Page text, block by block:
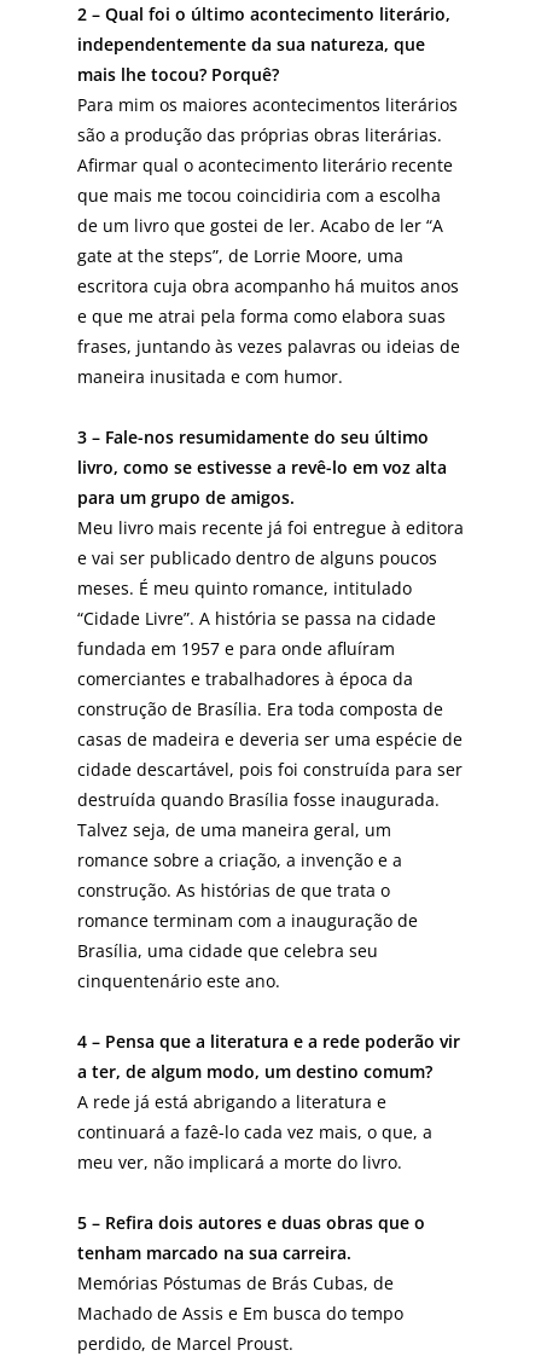
2 – Qual foi o último acontecimento literário,
independentemente da sua natureza, que
mais lhe tocou? Porquê?
Para mim os maiores acontecimentos literários
são a produção das próprias obras literárias.
Afirmar qual o acontecimento literário recente
que mais me tocou coincidiria com a escolha
de um livro que gostei de ler. Acabo de ler “A
gate at the steps”, de Lorrie Moore, uma
escritora cuja obra acompanho há muitos anos
e que me atrai pela forma como elabora suas
frases, juntando às vezes palavras ou ideias de
maneira inusitada e com humor.
3 – Fale-nos resumidamente do seu último
livro, como se estivesse a revê-lo em voz alta
para um grupo de amigos.
Meu livro mais recente já foi entregue à editora
e vai ser publicado dentro de alguns poucos
meses. É meu quinto romance, intitulado
“Cidade Livre”. A história se passa na cidade
fundada em 1957 e para onde afluíram
comerciantes e trabalhadores à época da
construção de Brasília. Era toda composta de
casas de madeira e deveria ser uma espécie de
cidade descartável, pois foi construída para ser
destruída quando Brasília fosse inaugurada.
Talvez seja, de uma maneira geral, um
romance sobre a criação, a invenção e a
construção. As histórias de que trata o
romance terminam com a inauguração de
Brasília, uma cidade que celebra seu
cinquentenário este ano.
4 – Pensa que a literatura e a rede poderão vir
a ter, de algum modo, um destino comum?
A rede já está abrigando a literatura e
continuará a fazê-lo cada vez mais, o que, a
meu ver, não implicará a morte do livro.
5 – Refira dois autores e duas obras que o
tenham marcado na sua carreira.
Memórias Póstumas de Brás Cubas, de
Machado de Assis e Em busca do tempo
perdido, de Marcel Proust.